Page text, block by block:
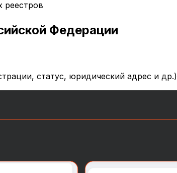
реестров
Федерации
статус, юридический адрес и др.)